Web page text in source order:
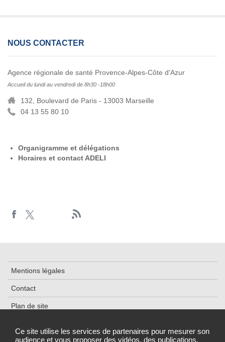
Ce site utilise les services de partenaires pour mesurer son
audience et vous proposer des vidéos, des publications,
NOUS CONTACTER
Agence régionale de santé Provence-Alpes-Côte d'Azur
Accueil du lundi au vendredi de 8h30 -18h00
132, Boulevard de Paris - 13003 Marseille
04 13 55 80 10
Organigramme et délégations
Horaires et contact ADELI
Mentions légales
Contact
Plan de site